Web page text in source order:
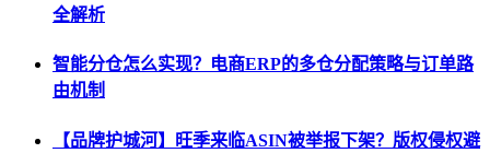
全解析
智能分仓怎么实现？电商ERP的多仓分配策略与订单路
由机制
【品牌护城河】旺季来临ASIN被举报下架？版权侵权避